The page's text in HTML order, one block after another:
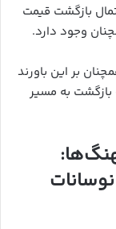
بازگشت قیمت
بر این باورند
به مسیر